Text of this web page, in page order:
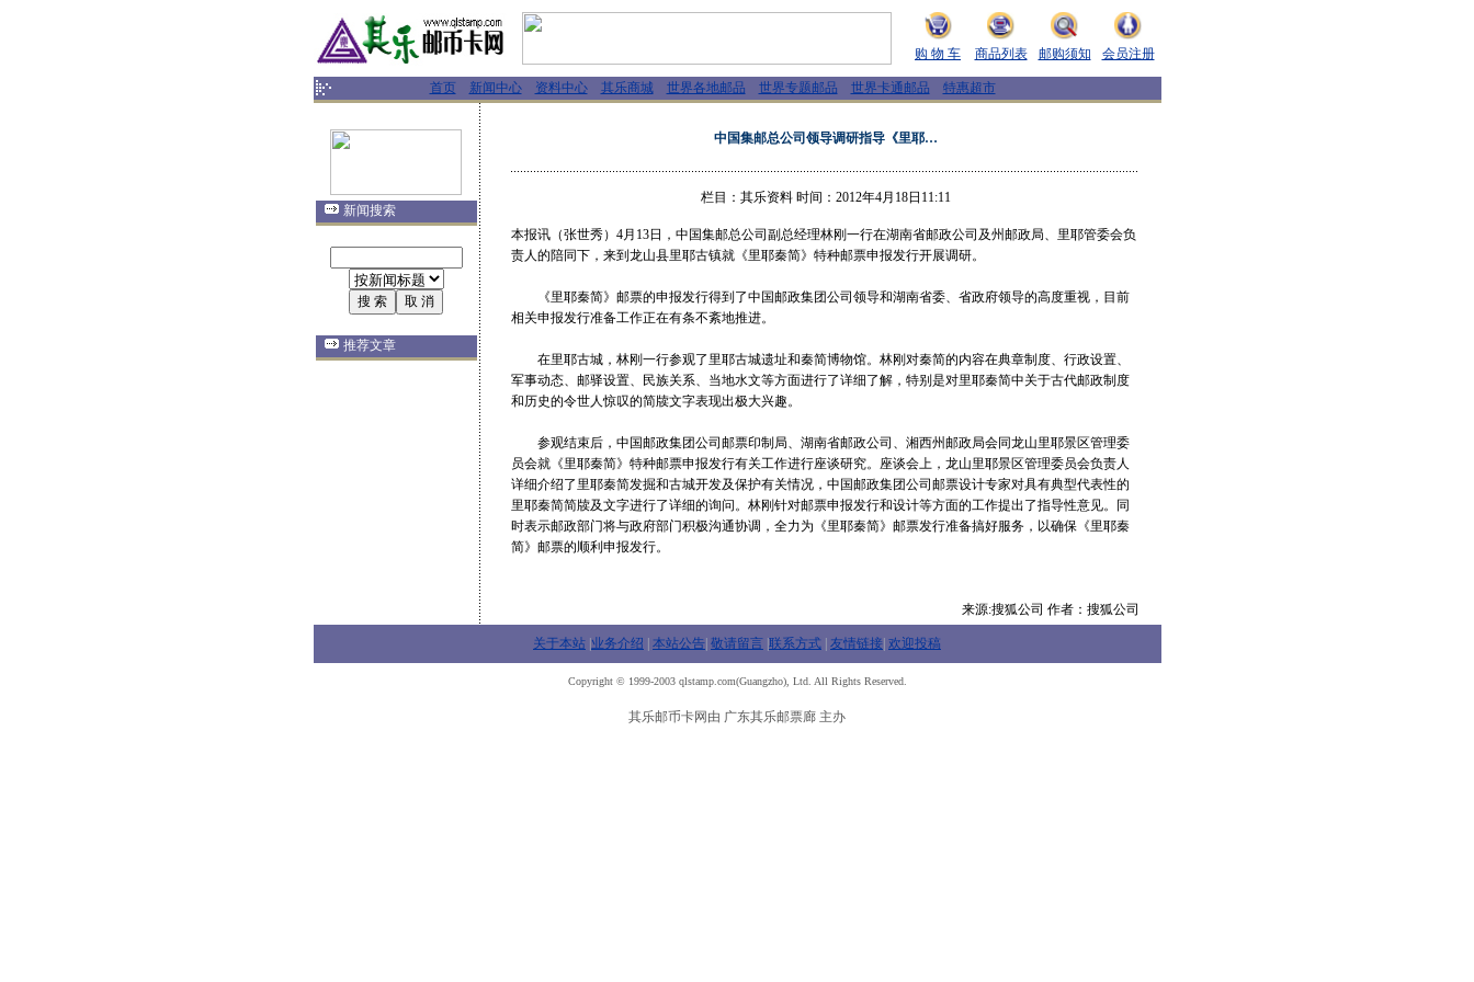
购 物 车 商品列表 邮购须知 会员注册
首页 新闻中心 资料中心 其乐商城 世界各地邮品 世界专题邮品 世界卡通邮品 特惠超市
新闻搜索
推荐文章
中国集邮总公司领导调研指导《里耶…
栏目：其乐资料 时间：2012年4月18日11:11
本报讯（张世秀）4月13日，中国集邮总公司副总经理林刚一行在湖南省邮政公司及州邮政局、里耶管委会负
责人的陪同下，来到龙山县里耶古镇就《里耶秦简》特种邮票申报发行开展调研。
《里耶秦简》邮票的申报发行得到了中国邮政集团公司领导和湖南省委、省政府领导的高度重视，目前
相关申报发行准备工作正在有条不紊地推进。
在里耶古城，林刚一行参观了里耶古城遗址和秦简博物馆。林刚对秦简的内容在典章制度、行政设置、
军事动态、邮驿设置、民族关系、当地水文等方面进行了详细了解，特别是对里耶秦简中关于古代邮政制度
和历史的令世人惊叹的简牍文字表现出极大兴趣。
参观结束后，中国邮政集团公司邮票印制局、湖南省邮政公司、湘西州邮政局会同龙山里耶景区管理委
员会就《里耶秦简》特种邮票申报发行有关工作进行座谈研究。座谈会上，龙山里耶景区管理委员会负责人
详细介绍了里耶秦简发掘和古城开发及保护有关情况，中国邮政集团公司邮票设计专家对具有典型代表性的
里耶秦简简牍及文字进行了详细的询问。林刚针对邮票申报发行和设计等方面的工作提出了指导性意见。同
时表示邮政部门将与政府部门积极沟通协调，全力为《里耶秦简》邮票发行准备搞好服务，以确保《里耶秦
简》邮票的顺利申报发行。
来源:搜狐公司 作者：搜狐公司
关于本站 业务介绍 本站公告 敬请留言 联系方式 友情链接 欢迎投稿
Copyright © 1999-2003 qlstamp.com(Guangzho), Ltd. All Rights Reserved.
其乐邮币卡网由 广东其乐邮票廊 主办